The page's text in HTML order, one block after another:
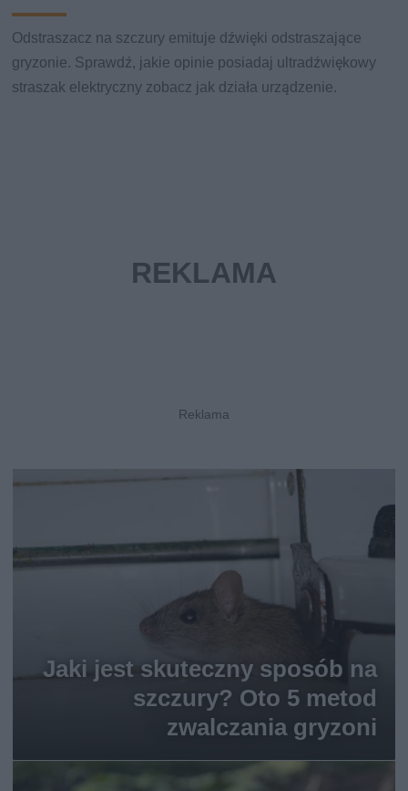
Odstraszacz na szczury emituje dźwięki odstraszające
gryzonie. Sprawdź, jakie opinie posiadaj ultradźwiękowy
straszak elektryczny zobacz jak działa urządzenie.
Jaki jest skuteczny sposób na
szczury? Oto 5 metod
zwalczania gryzoni